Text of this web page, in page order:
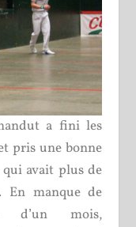
a fini les
pris une bonne
avait plus de
En manque de
d’un mois,